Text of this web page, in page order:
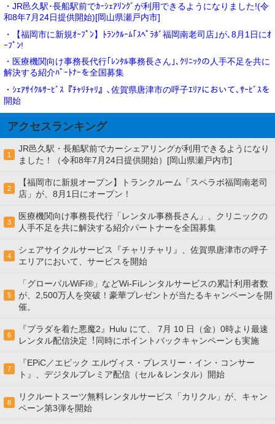
・JR邑久駅･長船駅前でｶｰｼｪｱﾘﾝｸﾞが利用できるようになりました!(令
和8年7月24日提供開始)[岡山県瀬戸内市]
・【福岡市に新規ｵｰﾌﾟﾝ】ﾄﾗﾝｸﾙｰﾑ｢ｽﾍﾟﾗﾎﾞ福岡南老司店｣が､8月1日にｵ
ｰﾌﾟﾝ!
・医療機関向け事務長代行｢ﾚﾝﾀﾙ事務長さん｣､ｸﾘﾆｯｸの人手不足を共に
解決する紹介ﾊﾟｰﾄﾅｰを全国募集
・ｼｪｱｻｲｸﾙｻｰﾋﾞｽ『ﾁｬﾘﾁｬﾘ』､佐賀県唐津市の呼子ｴﾘｱにおいて､ｻｰﾋﾞｽを
開始
アクセスランキング
1
JR邑久駅・長船駅前でカーシェアリングが利用できるようになり
ました！（令和8年7月24日提供開始）[岡山県瀬戸内市]
2
【福岡市に新規オープン】トランクルーム「スペラボ福岡南老司
店」が、8月1日にオープン！
3
医療機関向け事務長代行「レンタル事務長さん」、クリニックの
人手不足を共に解決する紹介パートナーを全国募集
4
シェアサイクルサービス『チャリチャリ』、佐賀県唐津市の呼子
エリアにおいて、サービスを開始
5
「グローバルWiFi®」などWi-Fiレンタルサービスの累計利用者数
が、2,500万人を突破！豪華プレゼントが当たるキャンペーンを開
催。
6
『プラダを着た悪魔2』Hulu にて、 7⽉ 10 ⽇（金）0時より最速
レンタル配信決定︕同時にポイントバックキャンペーンも実施
7
『EPiC／エピック エルヴィス・プレスリー・イン・コンサー
ト』、デジタルプレミア配信（セル＆レンタル）開始
8
リクルートスーツ無料レンタルサービス「カリクル」が、キャン
ペーン第3弾を開始